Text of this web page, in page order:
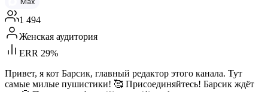
1 494
Женская аудитория
ERR 29%
Привет, я кот Барсик, главный редактор этого канала. Тут
самые милые пушистики! 🥰 Присоединяйтесь! Барсик ждёт